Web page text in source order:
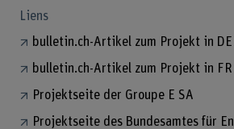
Liens
bulletin.ch-Artikel zum Projekt in DE
bulletin.ch-Artikel zum Projekt in FR
Projektseite der Groupe E SA
Projektseite des Bundesamtes für